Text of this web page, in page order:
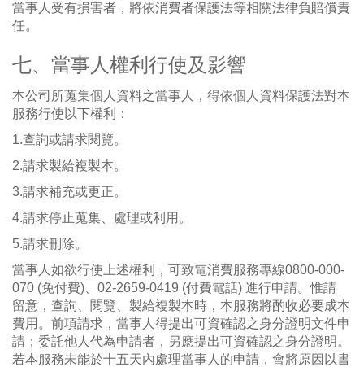
當事人受有損害者，將依消費者保護法等相關法律負賠償責
任。
七、當事人權利行使及影響
本公司所蒐集個人資料之當事人，得依個人資料保護法對本
服務行使以下權利：
1.查詢或請求閱覽。
2.請求製給複製本。
3.請求補充或更正。
4.請求停止蒐集、處理或利用。
5.請求刪除。
當事人如欲行使上述權利，可致電消費服務專線0800-000-
070 (免付費)、02-2659-0419 (付費電話) 進行申請。惟請
留意，查詢、閱覽、製給複製本時，本服務將酌收必要成本
費用。前項請求，當事人得提出可資確認之身分證明文件申
請；委託他人代為申請者，另應提出可資確認之身分證明。
若本服務未能於十五天內處理當事人的申請，會將原因以書